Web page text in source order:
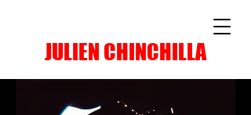
JULIEN CHINCHILLA